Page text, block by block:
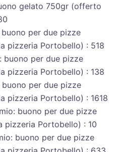
gelato 750gr (offerto
per due pizze
pizzeria Portobello) : 518
buono per due pizze
pizzeria Portobello) : 138
per due pizze
pizzeria Portobello) : 1618
buono per due pizze
pizzeria Portobello) : 10
buono per due pizze